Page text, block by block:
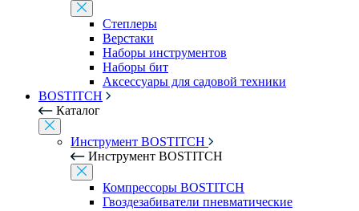
Степлеры
Верстаки
Наборы инструментов
Наборы бит
Аксессуары для садовой техники
BOSTITCH
Каталог
Инструмент BOSTITCH
Инструмент BOSTITCH
Компрессоры BOSTITCH
Гвоздезабиватели пневматические